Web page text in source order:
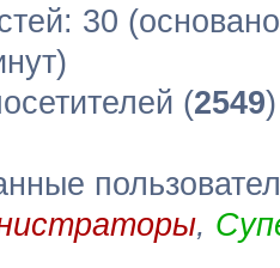
30
(2549
,